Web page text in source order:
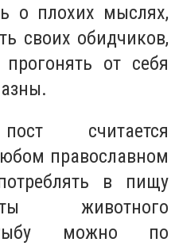
о плохих мыслях,
своих обидчиков,
от себя
считается
православном
в пищу
животного
Рыбу можно по